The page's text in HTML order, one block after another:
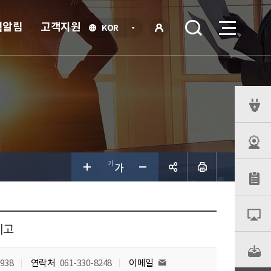
KOR언
선
그인
림 고객지원
고
연락처 061-330-8248 이메일